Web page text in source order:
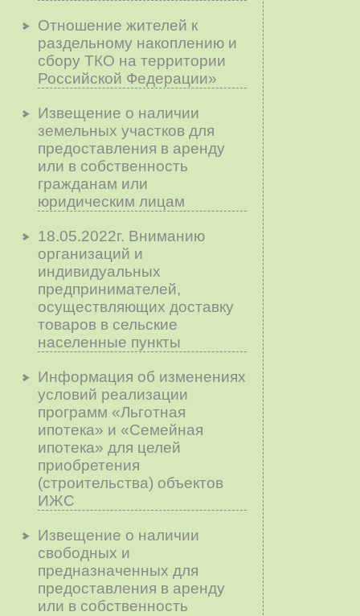
Отношение жителей к
раздельному накоплению и
сбору ТКО на территории
Российской Федерации»
Извещение о наличии
земельных участков для
предоставления в аренду
или в собственность
гражданам или
юридическим лицам
18.05.2022г. Вниманию
организаций и
индивидуальных
предпринимателей,
осуществляющих доставку
товаров в сельские
населенные пункты
Информация об изменениях
условий реализации
программ «Льготная
ипотека» и «Семейная
ипотека» для целей
приобретения
(строительства) объектов
ИЖС
Извещение о наличии
свободных и
предназначенных для
предоставления в аренду
или в собственность